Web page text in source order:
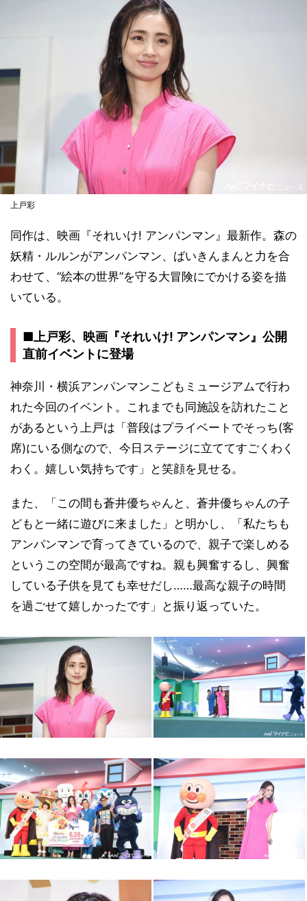
上戸彩
同作は、映画『それいけ! アンパンマン』最新作。森の
妖精・ルルンがアンパンマン、ばいきんまんと力を合
わせて、“絵本の世界”を守る大冒険にでかける姿を描
いている。
■上戸彩、映画『それいけ! アンパンマン』公開
直前イベントに登場
神奈川・横浜アンパンマンこどもミュージアムで行わ
れた今回のイベント。これまでも同施設を訪れたこと
があるという上戸は「普段はプライベートでそっち(客
席)にいる側なので、今日ステージに立ててすごくわく
わく。嬉しい気持ちです」と笑顔を見せる。
また、「この間も蒼井優ちゃんと、蒼井優ちゃんの子
どもと一緒に遊びに来ました」と明かし、「私たちも
アンパンマンで育ってきているので、親子で楽しめる
というこの空間が最高ですね。親も興奮するし、興奮
している子供を見ても幸せだし……最高な親子の時間
を過ごせて嬉しかったです」と振り返っていた。